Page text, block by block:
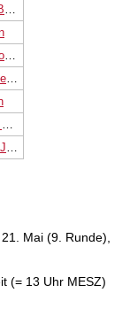
Gelfand Boris
Vallejo Pons Francisco
Svidler Peter
Grischuk Alexander
Hammer Jon Ludvig
Mai (9. Runde),
(= 13 Uhr MESZ)